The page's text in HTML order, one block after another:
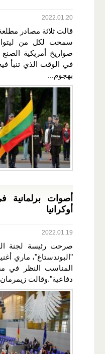
2022.01.20
قالت ثلاثة مصادر
سمحت لكل من
صواريخ أمريكية
في الوقت الذي تنبأ
بهجوم...
أصوات برلمانية
أوكرانيا
2022.01.19
صرحت رئيسة لجنة
"البوندستاغ"، ماري
المناسب النظر في
دفاعية".وقالت